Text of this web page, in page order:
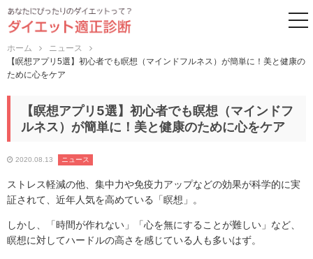
ホーム
ニュース
【瞑想アプリ5選】初心者でも瞑想（マインドフルネス）が簡単に！美と健康の
ために心をケア
【瞑想アプリ5選】初心者でも瞑想（マインドフ
ルネス）が簡単に！美と健康のために心をケア
2020.08.13 ニュース
ストレス軽減の他、集中力や免疫力アップなどの効果が科学的に実
証されて、近年人気を高めている「瞑想」。
しかし、「時間が作れない」「心を無にすることが難しい」など、
瞑想に対してハードルの高さを感じている人も多いはず。